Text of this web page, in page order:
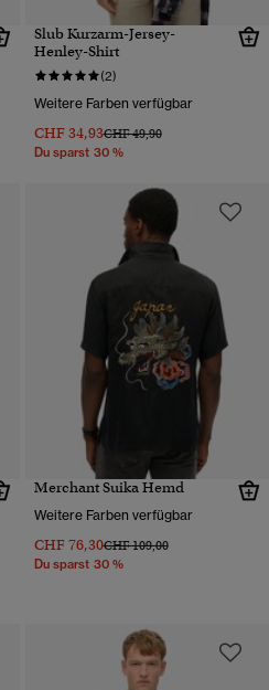
Slub Kurzarm-Jersey-
Henley-Shirt
(2)
Weitere Farben verfügbar
CHF 34,93Preis wurde reduziert von
CHF 49,90bis
Du sparst 30 %
Merchant Suika Hemd
Weitere Farben verfügbar
CHF 76,30Preis wurde reduziert von
CHF 109,00bis
Du sparst 30 %